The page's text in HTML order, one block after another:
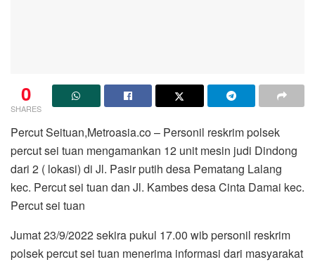
0
SHARES
Percut Seituan,Metroasia.co – Personil reskrim polsek
percut sei tuan mengamankan 12 unit mesin judi Dindong
dari 2 ( lokasi) di Jl. Pasir putih desa Pematang Lalang
kec. Percut sei tuan dan Jl. Kambes desa Cinta Damai kec.
Percut sei tuan
Jumat 23/9/2022 sekira pukul 17.00 wib personil reskrim
polsek percut sei tuan menerima informasi dari masyarakat